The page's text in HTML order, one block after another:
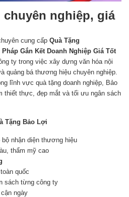
chuyên nghiệp, giá
cung cấp Quà Tặng
Gắn Kết Doanh Nghiệp Giá Tốt
ty trong việc xây dựng văn hóa nội
quảng bá thương hiệu chuyên nghiệp.
lĩnh vực quà tặng doanh nghiệp, Bảo
thiết thực, đẹp mắt và tối ưu ngân sách
Tặng Bảo Lợi
bộ nhận diện thương hiệu
thẩm mỹ cao
quốc
sách từng công ty
ngày